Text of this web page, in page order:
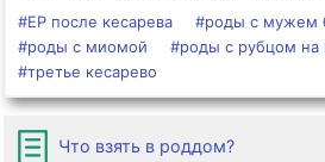
#ЕР после кесарева #роды с мужем
#роды с миомой
#роды с рубцом на
#третье кесарево
Что взять в роддом?